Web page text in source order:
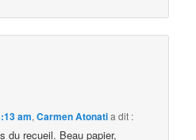
am,Carmen Atonatia dit :
du recueil. Beau papier,